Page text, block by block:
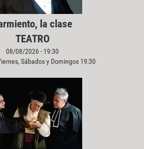
la clase
TEATRO
08/08/2026 - 19:30
Sábados y Domingos 19:30